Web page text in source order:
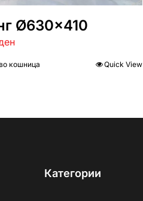
Ø630×410
кошница Quick View
Категории